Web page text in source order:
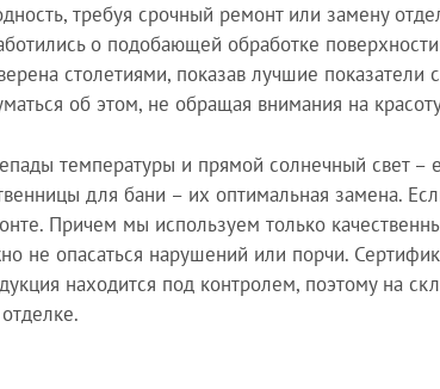
требуя срочный ремонт или замену
о подобающей обработке
столетиями, показав лучшие
об этом, не обращая внимания на
температуры и прямой солнечный свет –
для бани – их оптимальная замена.
Причем мы используем только
не опасаться нарушений или порчи.
находится под контролем, поэтому на